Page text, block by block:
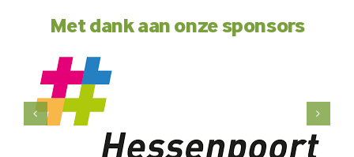
Met dank aan onze sponsors